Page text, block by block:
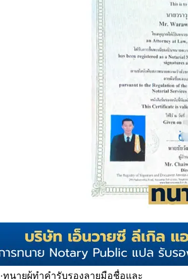
·ทนายผู้ทำคำรับรองลายมือชื่อและ